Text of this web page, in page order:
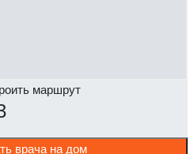
маршрут
врача на дом